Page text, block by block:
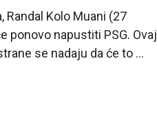
Randal Kolo Muani (27
ponovo napustiti PSG. Ovaj
se nadaju da će to ...